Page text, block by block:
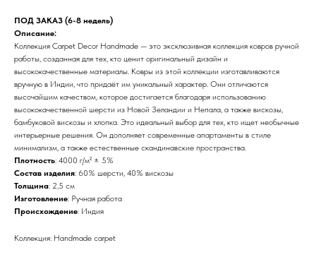
ПОД ЗАКАЗ (6-8 недель)
Описание:
Коллекция Carpet Decor Handmade — это эксклюзивная коллекция ковров ручной
работы, созданная для тех, кто ценит оригинальный дизайн и
высококачественные материалы. Ковры из этой коллекции изготавливаются
вручную в Индии, что придаёт им уникальный характер. Они отличаются
высочайшим качеством, которое достигается благодаря использованию
высококачественной шерсти из Новой Зеландии и Непала, а также вискозы,
бамбуковой вискозы и хлопка. Это идеальный выбор для тех, кто ищет необычные
интерьерные решения. Он дополняет современные апартаменты в стиле
минимализм, а также естественные скандинавские пространства.
Плотность: 4000 г/м² ± 5%
Состав изделия: 60% шерсти, 40% вискозы
Толщина: 2,5 см
Изготовление: Ручная работа
Происхождение: Индия
Коллекция: Handmade carpet